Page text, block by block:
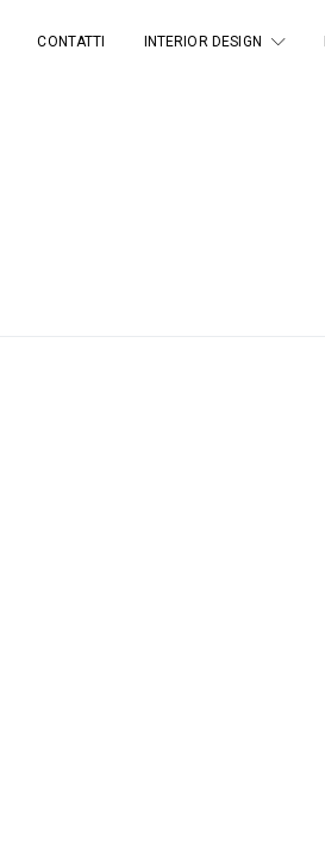
CONTATTI INTERIOR DESIGN